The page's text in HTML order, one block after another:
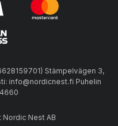
Stämpelvägen 3,
info@nordicnest.fi Puhelin
Nest AB